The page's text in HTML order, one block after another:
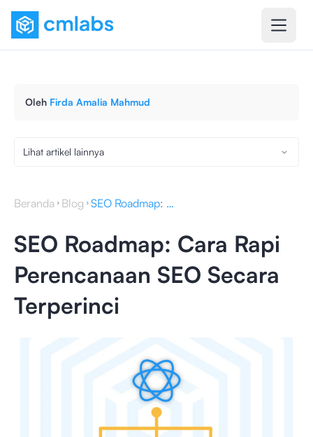
Oleh Firda Amalia Mahmud
Lihat artikel lainnya
Beranda Blog SEO Roadmap: Cara Rapi Perencanaan SEO Secara Terperinci
SEO Roadmap: Cara Rapi
Perencanaan SEO Secara
Terperinci